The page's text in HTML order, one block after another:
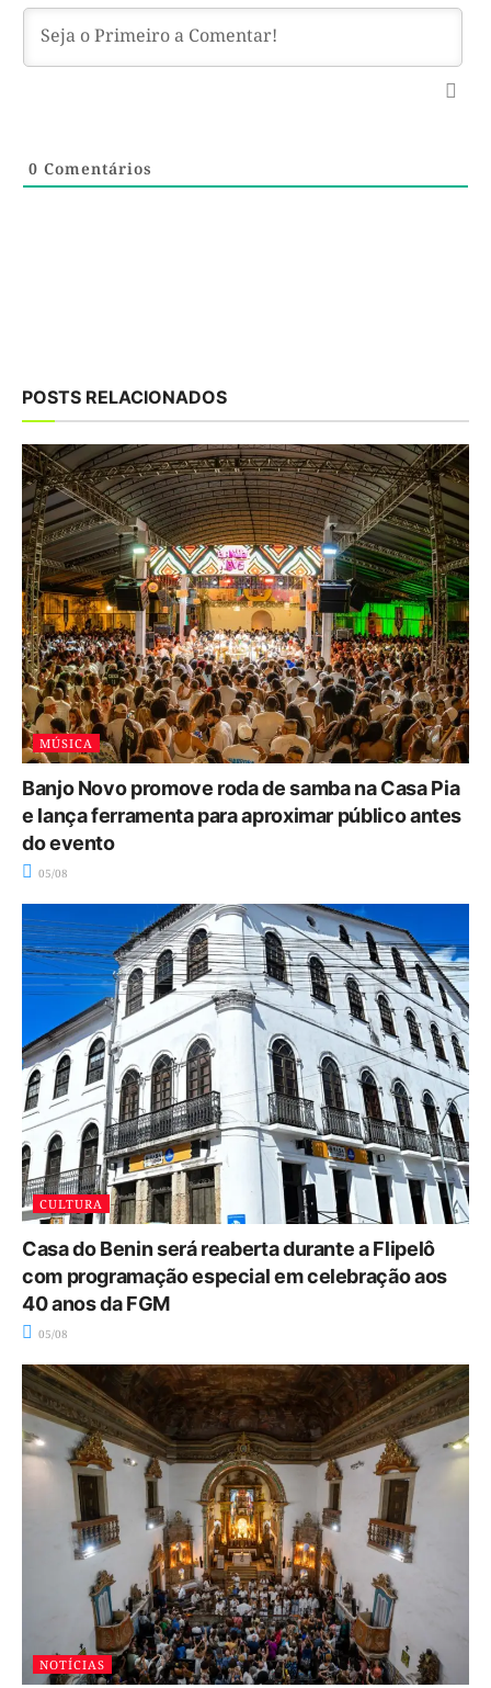
0 Comentários
POSTS RELACIONADOS
MÚSICA
Banjo Novo promove roda de samba na Casa Pia
e lança ferramenta para aproximar público antes
do evento
05/08
CULTURA
Casa do Benin será reaberta durante a Flipelô
com programação especial em celebração aos
40 anos da FGM
05/08
NOTÍCIAS